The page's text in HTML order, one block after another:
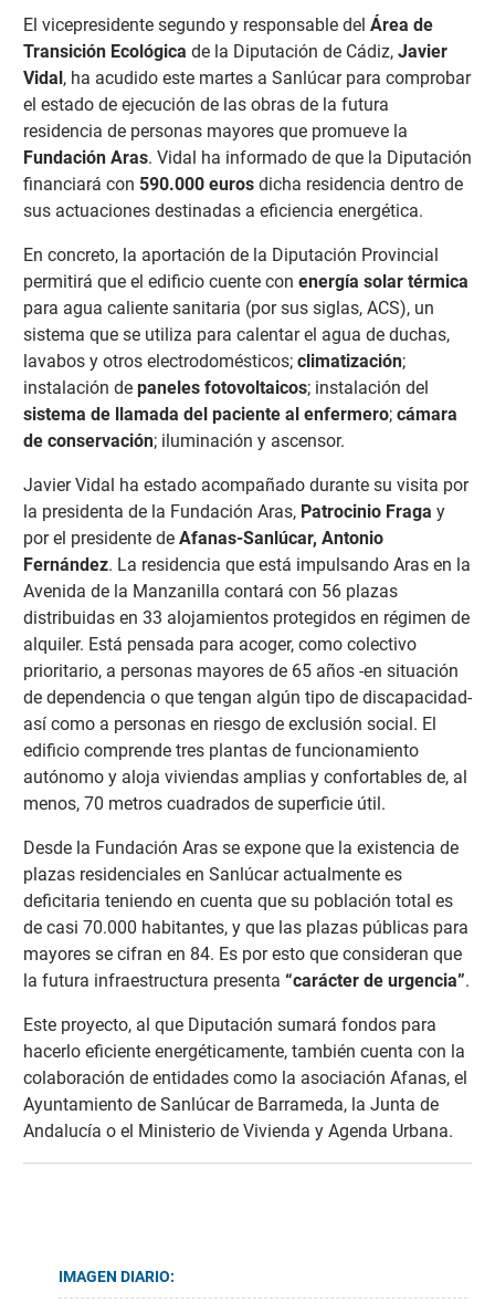
El vicepresidente segundo y responsable del Área de
Transición Ecológica de la Diputación de Cádiz, Javier
Vidal, ha acudido este martes a Sanlúcar para comprobar
el estado de ejecución de las obras de la futura
residencia de personas mayores que promueve la
Fundación Aras. Vidal ha informado de que la Diputación
financiará con 590.000 eurosdicha residencia dentro de
sus actuaciones destinadas a eficiencia energética.
En concreto, la aportación de la Diputación Provincial
permitirá que el edificio cuente con energía solar térmica
para agua caliente sanitaria (por sus siglas, ACS), un
sistema que se utiliza para calentar el agua de duchas,
lavabos y otros electrodomésticos; climatización;
instalación de paneles fotovoltaicos; instalación del
sistema de llamada del paciente al enfermero; cámara
de conservación; iluminación y ascensor.
Javier Vidal ha estado acompañado durante su visita por
la presidenta de la Fundación Aras, Patrocinio Fraga y
por el presidente de Afanas-Sanlúcar, Antonio
Fernández. La residencia que está impulsando Aras en la
Avenida de la Manzanilla contará con 56 plazas
distribuidas en 33 alojamientos protegidos en régimen de
alquiler. Está pensada para acoger, como colectivo
prioritario, a personas mayores de 65 años -en situación
de dependencia o que tengan algún tipo de discapacidad-
así como a personas en riesgo de exclusión social. El
edificio comprende tres plantas de funcionamiento
autónomo y aloja viviendas amplias y confortables de, al
menos, 70 metros cuadrados de superficie útil.
Desde la Fundación Aras se expone que la existencia de
plazas residenciales en Sanlúcar actualmente es
deficitaria teniendo en cuenta que su población total es
de casi 70.000 habitantes, y que las plazas públicas para
mayores se cifran en 84. Es por esto que consideran que
la futura infraestructura presenta “carácter de urgencia”.
Este proyecto, al que Diputación sumará fondos para
hacerlo eficiente energéticamente, también cuenta con la
colaboración de entidades como la asociación Afanas, el
Ayuntamiento de Sanlúcar de Barrameda, la Junta de
Andalucía o el Ministerio de Vivienda y Agenda Urbana.
IMAGEN DIARIO: